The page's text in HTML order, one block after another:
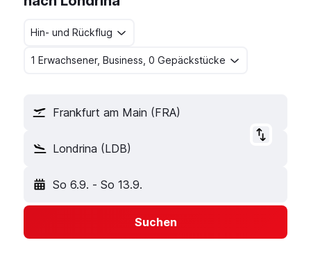
Hin- und Rückflug
1 Erwachsener, Business, 0 Gepäckstücke
Frankfurt am Main (FRA)
Londrina (LDB)
So 6.9. - So 13.9.
Suchen